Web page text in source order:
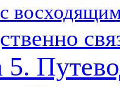
5.